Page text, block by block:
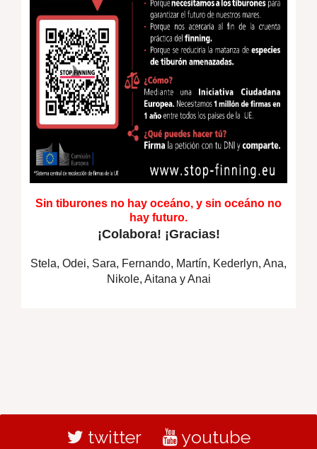
Sin tiburones no hay oceáno, y sin oceáno no
hay futuro.
¡Colabora! ¡Gracias!
Stela, Odei, Sara, Fernando, Martín, Kederlyn, Ana,
Nikole, Aitana y Anai
twitter youtube